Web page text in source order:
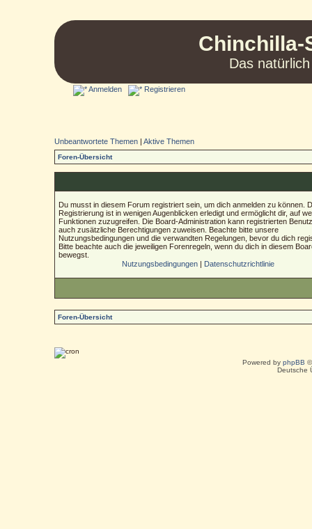
Chinchilla-
Das
Anmelden Registrieren
Unbeantwortete Themen |Aktive Themen
Foren-Übersicht
Du musst in diesem Forum registriert sein, um dich anmelden zu können.
Registrierung ist in wenigen Augenblicken erledigt und ermöglicht dir, auf
Funktionen zuzugreifen. Die Board-Administration kann registrierten
auch zusätzliche Berechtigungen zuweisen. Beachte bitte unsere
Nutzungsbedingungen und die verwandten Regelungen, bevor du dich
Bitte beachte auch die jeweiligen Forenregeln, wenn du dich in diesem
bewegst.
Nutzungsbedingungen| Datenschutzrichtlinie
Foren-Übersicht
Powered by phpBB
Deutsche